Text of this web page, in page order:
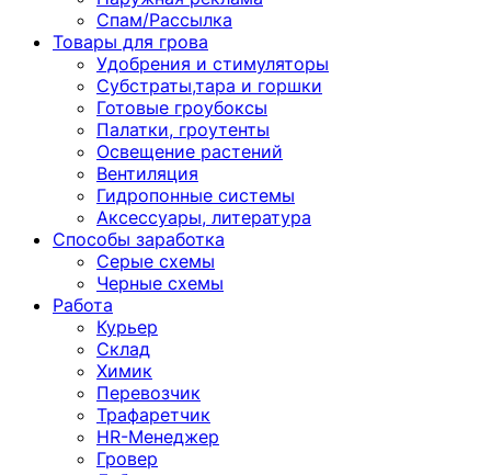
Спам/Рассылка
Товары для грова
Удобрения и стимуляторы
Субстраты,тара и горшки
Готовые гроубоксы
Палатки, гроутенты
Освещение растений
Вентиляция
Гидропонные системы
Аксессуары, литература
Способы заработка
Серые схемы
Черные схемы
Работа
Курьер
Склад
Химик
Перевозчик
Трафаретчик
HR-Менеджер
Гровер